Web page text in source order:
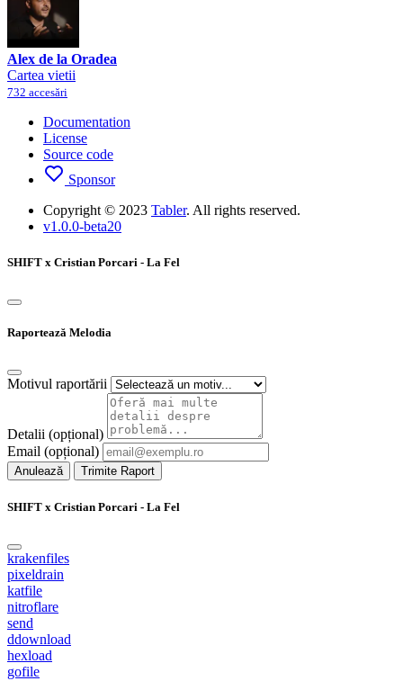
Alex de la Oradea
Cartea vietii
732 accesări
Documentation
License
Source code
Sponsor
Copyright © 2023 Tabler. All rights reserved.
v1.0.0-beta20
SHIFT x Cristian Porcari - La Fel
Raportează Melodia
Motivul raportării
Detalii (opțional)
Email (opțional)
Anulează Trimite Raport
SHIFT x Cristian Porcari - La Fel
krakenfiles
pixeldrain
katfile
nitroflare
send
ddownload
hexload
gofile